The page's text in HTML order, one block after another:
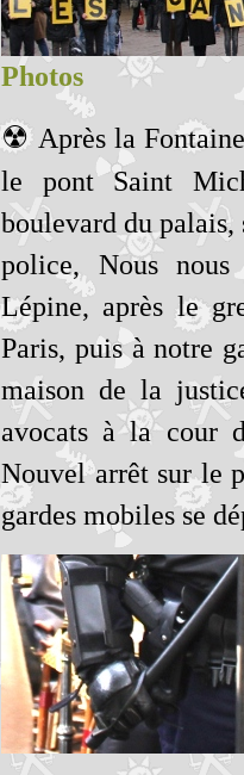
Photos
☢Après la
le pont Saint
boulevard du
police, Nous
Lépine, après le
Paris, puis à notre
maison de la
avocats à la cour
Nouvel arrêt sur le
gardes mobiles se